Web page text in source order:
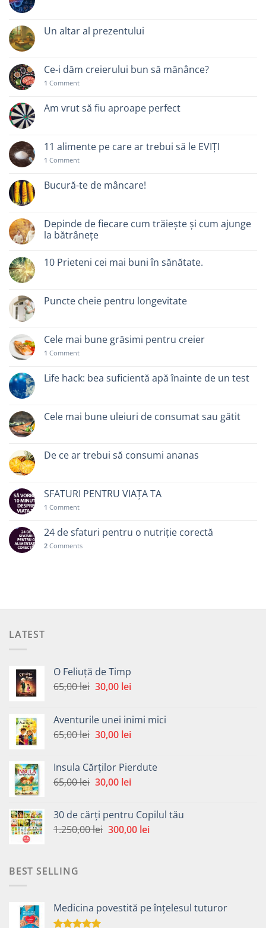
Un altar al prezentului
Ce-i dăm creierului bun să mănânce?
1 Comment
Am vrut să fiu aproape perfect
11 alimente pe care ar trebui să le EVIȚI
1 Comment
Bucură-te de mâncare!
Depinde de fiecare cum trăiește și cum ajunge
la bătrânețe
10 Prieteni cei mai buni în sănătate.
Puncte cheie pentru longevitate
Cele mai bune grăsimi pentru creier
1 Comment
Life hack: bea suficientă apă înainte de un test
Cele mai bune uleiuri de consumat sau gătit
De ce ar trebui să consumi ananas
SFATURI PENTRU VIAȚA TA
1 Comment
24 de sfaturi pentru o nutriție corectă
2 Comments
LATEST
O Feliuță de Timp
65,00lei Prețul
fost:
65,00 lei.
30,00 leiPrețul
30,00 lei.
Aventurile unei inimi mici
65,00lei Prețul
fost:
65,00 lei.
30,00 leiPrețul
30,00 lei.
Insula Cărților Pierdute
65,00lei Prețul
fost:
65,00 lei.
30,00 leiPrețul
30,00 lei.
30 de cărți pentru Copilul tău
1.250,00lei Prețul
300,00 leiPrețul
BEST SELLING
Medicina povestită pe înțelesul tuturor